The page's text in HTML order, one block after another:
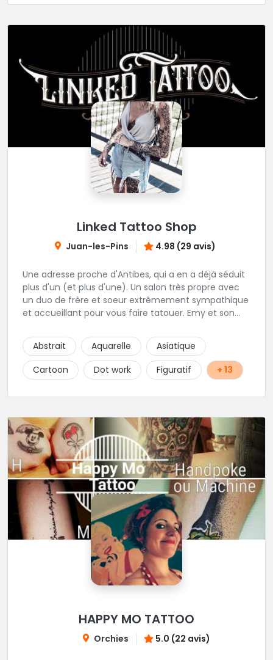
Linked Tattoo Shop
Juan-les-Pins 4.98 (29 avis)
Une adresse proche d'Antibes, qui a en a déjà séduit
plus d'un (et plus d'une). Un salon très propre avec
un duo de frère et soeur extrêmement sympathique
et accueillant pour vous faire tatouer. Emy et son
désirs des clients, même une fois leur travail terminé.
Un studio polyvalent toujours en recherche de
nouveaux styles !
Abstrait Aquarelle
Asiatique
Cartoon
Dot work Figuratif + 13
HAPPY MO TATTOO
Orchies 5.0 (22 avis)